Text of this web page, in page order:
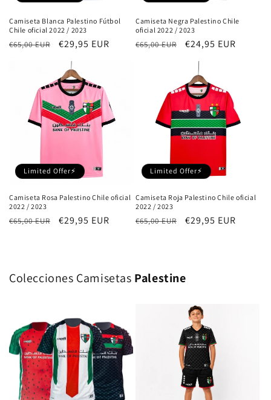
Camiseta Blanca Palestino Fútbol
Chile oficial 2022 / 2023
Precio
€65,00 EUR
Precio
oferta
€29,95 EUR
Camiseta Negra Palestino Chile
oficial 2022 / 2023
Precio
€65,00 EUR
Precio
oferta
€24,95 EUR
Limited Offer⚡
Camiseta Rosa Palestino Chile oficial
2022 / 2023
Precio
€65,00 EUR
Precio
€29,95 EUR
Limited Offer⚡
Camiseta Roja Palestino Chile oficial
2022 / 2023
Precio
€65,00 EUR
Precio
€29,95 EUR
Colecciones Camisetas Palestine